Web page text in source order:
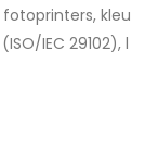
fotoprinters, kleu
IEC 29102), l